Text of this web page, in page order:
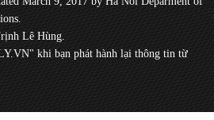
Lê Hùng.
khi bạn phát hành lại thông tin từ